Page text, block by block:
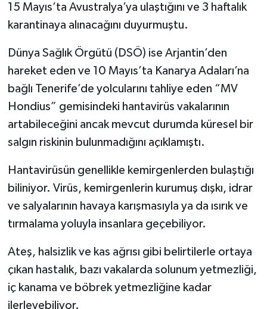
15 Mayıs’ta Avustralya’ya ulaştığını ve 3 haftalık
karantinaya alınacağını duyurmuştu.
Dünya Sağlık Örgütü (DSÖ) ise Arjantin’den
hareket eden ve 10 Mayıs’ta Kanarya Adaları’na
bağlı Tenerife’de yolcularını tahliye eden “MV
Hondius” gemisindeki hantavirüs vakalarının
artabileceğini ancak mevcut durumda küresel bir
salgın riskinin bulunmadığını açıklamıştı.
Hantavirüsün genellikle kemirgenlerden bulaştığı
biliniyor. Virüs, kemirgenlerin kurumuş dışkı, idrar
ve salyalarının havaya karışmasıyla ya da ısırık ve
tırmalama yoluyla insanlara geçebiliyor.
Ateş, halsizlik ve kas ağrısı gibi belirtilerle ortaya
çıkan hastalık, bazı vakalarda solunum yetmezliği,
iç kanama ve böbrek yetmezliğine kadar
ilerleyebiliyor.